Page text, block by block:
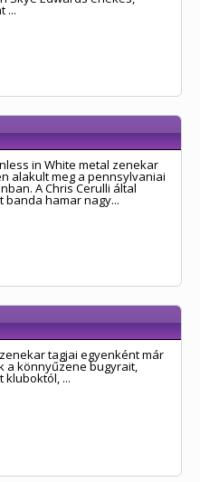
...
in White metal zenekar
alakult meg a pennsylvaniai
A Chris Cerulli által
banda hamar nagy...
tagjai egyenként már
a könnyűzene bugyrait,
kluboktól, ...